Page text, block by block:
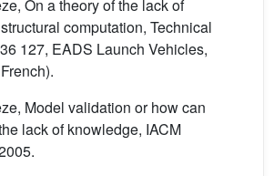
On a theory of the lack of
computation, Technical
127, EADS Launch Vehicles,
Model validation or how can
lack of knowledge, IACM